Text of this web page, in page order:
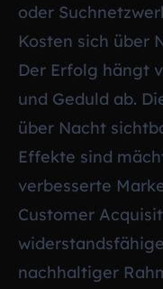
oder
Kosten sich über
Der Erfolg hängt
und Geduld ab.
über Nacht
Effekte sind
verbesserte
Customer
nachhaltiger